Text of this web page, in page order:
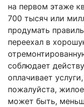
на первом этаже
700 тысяч или
продумать
переехал в
соблюдает
оплачивает
пожалуйста,
может быть,